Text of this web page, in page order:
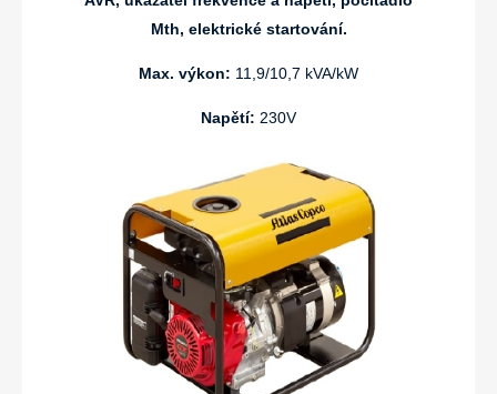
Mth, elektrické startování.
Max. výkon: 11,9/10,7 kVA/kW
Napětí: 230V